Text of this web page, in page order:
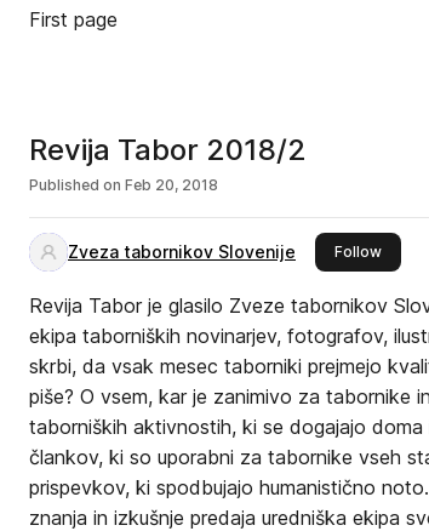
First page
Revija Tabor 2018/2
Published on Feb 20, 2018
Zveza tabornikov Slovenije Followthis
Revija Tabor je glasilo Zveze tabornikov
ekipa taborniških novinarjev, fotografov,
skrbi, da vsak mesec taborniki prejmejo
piše? O vsem, kar je zanimivo za tabornike
taborniških aktivnostih, ki se dogajajo
člankov, ki so uporabni za tabornike vseh
prispevkov, ki spodbujajo humanistično
znanja in izkušnje predaja uredniška ekipa